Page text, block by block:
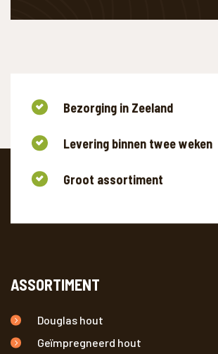
Bezorging in Zeeland
Levering binnen twee weken
Groot assortiment
ASSORTIMENT
Douglas hout
Geïmpregneerd hout